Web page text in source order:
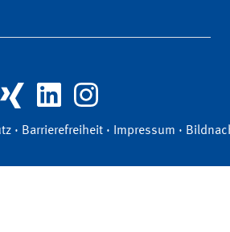
· Barrierefreiheit · Impressum ·